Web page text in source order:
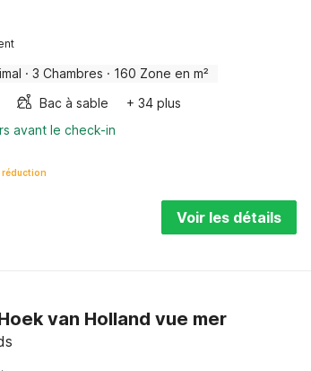
· 3 Chambres · 160 Zone en m²
Bac à sable
+ 34 plus
avant le check-in
réduction
Voir les détails
van Holland vue mer